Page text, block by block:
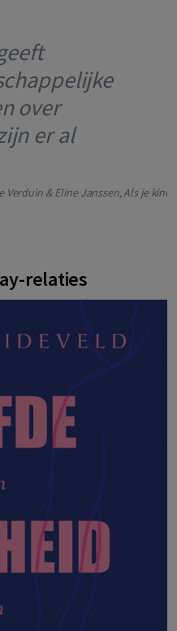
over
er al
Verduin & Eline Janssen, Als je kind
relaties